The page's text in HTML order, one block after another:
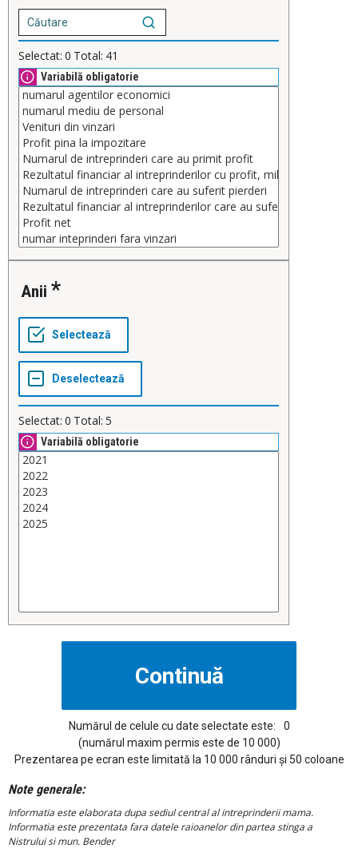
Selectat: 0 Total: 41
Variabilă obligatorie
anii
Selectat: 0 Total: 5
Variabilă obligatorie
Numărul de celule cu date selectate este:
0
(numărul maxim permis este de 10 000)
Prezentarea pe ecran este limitată la 10 000 rânduri și 50 coloane
Note generale:
Informatia este elaborata dupa sediul central al intreprinderii mama.
Informatia este prezentata fara datele raioanelor din partea stinga a
Nistrului si mun. Bender